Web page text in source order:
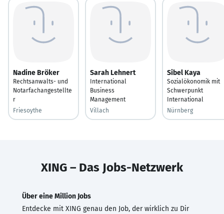
Nadine Bröker
Rechtsanwalts- und
Notarfachangestellte
r
Friesoythe
Sarah Lehnert
International
Business
Management
Villach
Sibel Kaya
Sozialökonomik mit
Schwerpunkt
International
Nürnberg
XING – Das Jobs-Netzwerk
Über eine Million Jobs
Entdecke mit XING genau den Job, der wirklich zu Dir